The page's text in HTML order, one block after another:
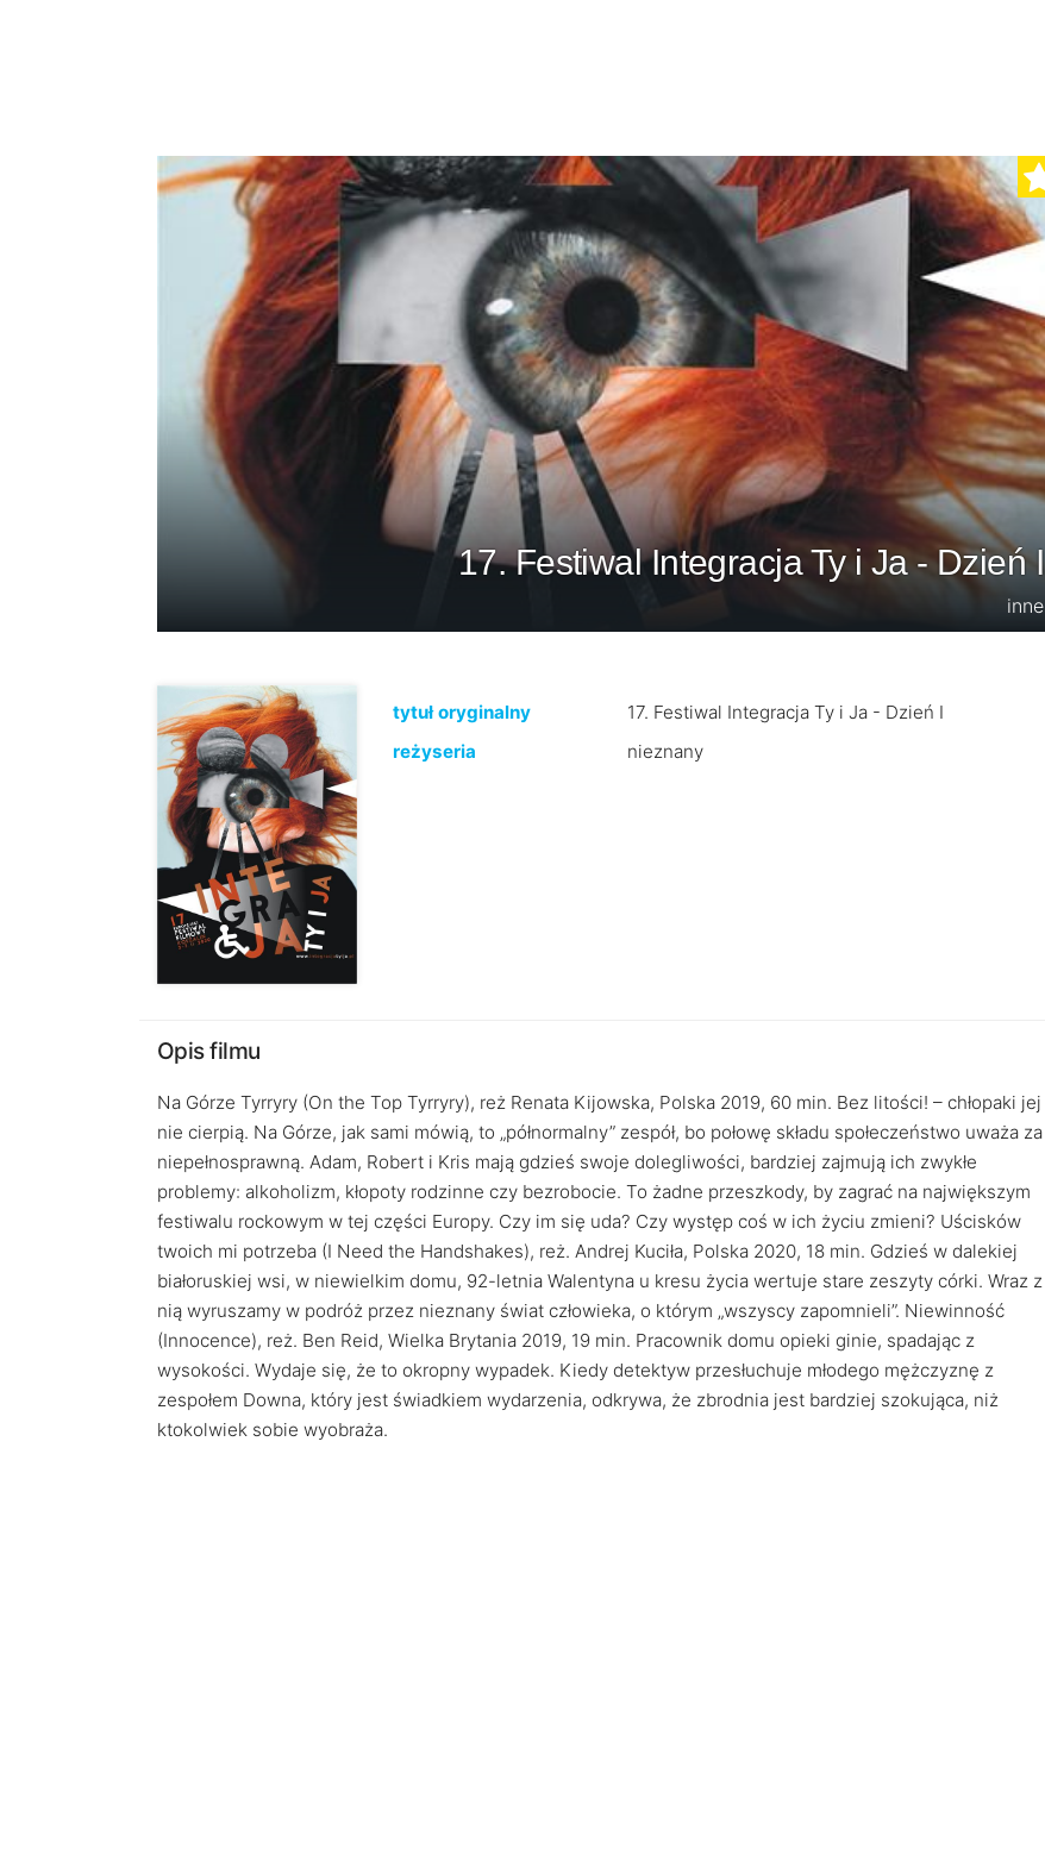
17. Festiwal Integracja Ty i Ja - Dzień I
inne
tytuł oryginalny
17. Festiwal Integracja Ty i Ja - Dzień I
reżyseria
nieznany
Opis filmu
Na Górze Tyrryry (On the Top Tyrryry), reż Renata Kijowska, Polska 2019, 60 min. Bez litości! – chłopaki jej
nie cierpią. Na Górze, jak sami mówią, to „półnormalny” zespół, bo połowę składu społeczeństwo uważa za
niepełnosprawną. Adam, Robert i Kris mają gdzieś swoje dolegliwości, bardziej zajmują ich zwykłe
problemy: alkoholizm, kłopoty rodzinne czy bezrobocie. To żadne przeszkody, by zagrać na największym
festiwalu rockowym w tej części Europy. Czy im się uda? Czy występ coś w ich życiu zmieni? Uścisków
twoich mi potrzeba (I Need the Handshakes), reż. Andrej Kuciła, Polska 2020, 18 min. Gdzieś w dalekiej
białoruskiej wsi, w niewielkim domu, 92-letnia Walentyna u kresu życia wertuje stare zeszyty córki. Wraz z
nią wyruszamy w podróż przez nieznany świat człowieka, o którym „wszyscy zapomnieli”. Niewinność
(Innocence), reż. Ben Reid, Wielka Brytania 2019, 19 min. Pracownik domu opieki ginie, spadając z
wysokości. Wydaje się, że to okropny wypadek. Kiedy detektyw przesłuchuje młodego mężczyznę z
zespołem Downa, który jest świadkiem wydarzenia, odkrywa, że zbrodnia jest bardziej szokująca, niż
ktokolwiek sobie wyobraża.